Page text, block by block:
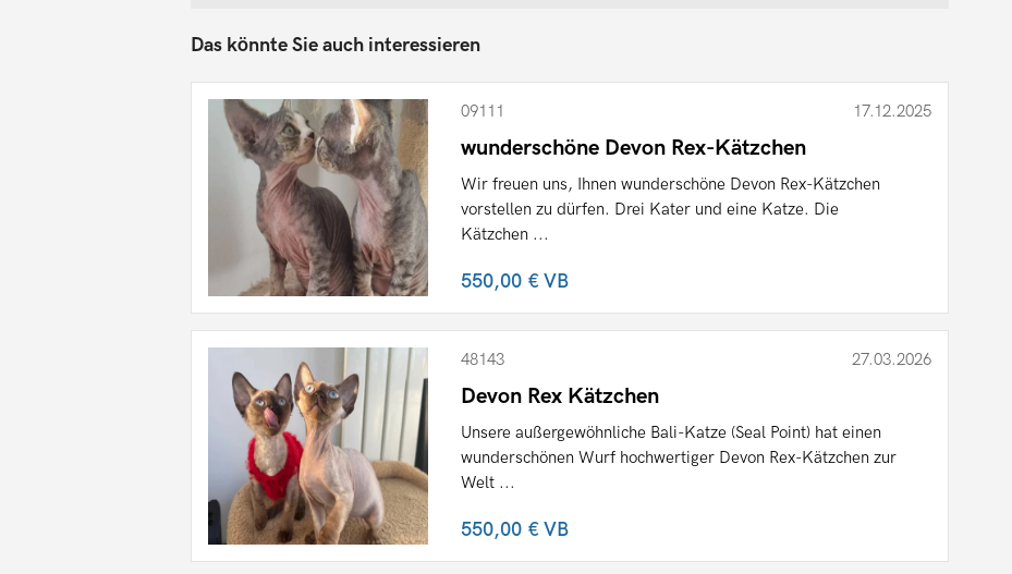
Das könnte Sie auch interessieren
09111 17.12.2025
wunderschöne Devon Rex-Kätzchen
Wir freuen uns, Ihnen wunderschöne Devon Rex-Kätzchen
vorstellen zu dürfen. Drei Kater und eine Katze. Die
Kätzchen ...
550,00 €VB
48143 27.03.2026
Devon Rex Kätzchen
Unsere außergewöhnliche Bali-Katze (Seal Point) hat einen
wunderschönen Wurf hochwertiger Devon Rex-Kätzchen zur
Welt ...
550,00 €VB